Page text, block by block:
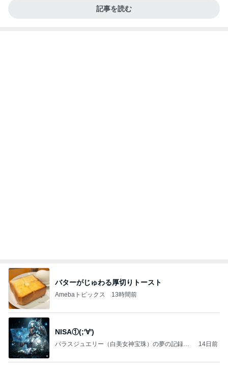
記事を読む
バターがじゅわる厚切りトースト
Amebaトピックス 13時間前
NISA①(;'∀')
パラスジュエリー（白美女神宝珠）の夢の記録
14日前